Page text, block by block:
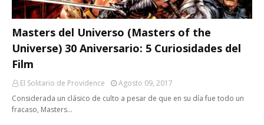
Masters del Universo (Masters of the
Universe) 30 Aniversario: 5 Curiosidades del
Film
El Solitario de Providence
Agosto 09, 2017
Considerada un clásico de culto a pesar de que en su día fue todo un
fracaso, Masters…